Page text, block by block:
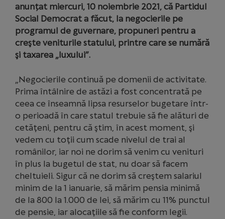
anunțat miercuri, 10 noiembrie 2021, că Partidul
Social Democrat a făcut, la negocierile pe
programul de guvernare, propuneri pentru a
creşte veniturile statului, printre care se numără
şi taxarea „luxului”.
„Negocierile continuă pe domenii de activitate.
Prima întâlnire de astăzi a fost concentrată pe
ceea ce înseamnă lipsa resurselor bugetare într-
o perioadă în care statul trebuie să fie alături de
cetăţeni, pentru că ştim, în acest moment, şi
vedem cu toţii cum scade nivelul de trai al
românilor, iar noi ne dorim să venim cu venituri
în plus la bugetul de stat, nu doar să facem
cheltuieli. Sigur că ne dorim să creştem salariul
minim de la 1 ianuarie, să mărim pensia minimă
de la 800 la 1.000 de lei, să mărim cu 11% punctul
de pensie, iar alocaţiile să fie conform legii.